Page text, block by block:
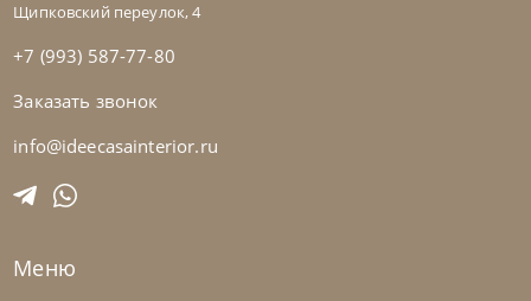
Samoa
Кресло Craft
Щипковский переулок, 4
+7 (993) 587-77-80
Заказать звонок
info@ideecasainterior.ru
Меню